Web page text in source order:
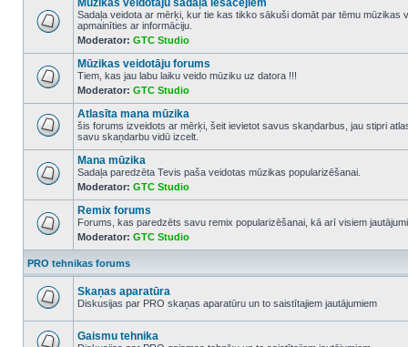
No
posts
Mūzikas veidotāju sadaļa iesācējiem
Sadaļa veidota ar mērķi, kur tie kas tikko sākuši domāt par tēmu mūzikas
apmainīties ar informāciju.
Moderator: GTC Studio
No
unread
posts
Mūzikas veidotāju forums
Tiem, kas jau labu laiku veido mūziku uz datora !!!
Moderator: GTC Studio
No
unread
posts
Atlasīta mana mūzika
šis forums izveidots ar mērķi, šeit ievietot savus skaņdarbus, jau stipri
savu skaņdarbu vidū izcelt.
No
unread
posts
Mana mūzika
Sadaļa paredzēta Tevis paša veidotas mūzikas popularizēšanai.
Moderator: GTC Studio
No
unread
posts
Remix forums
Forums, kas paredzēts savu remix popularizēšanai, kā arī visiem
Moderator: GTC Studio
PRO tehnikas forums
unread
posts
Skaņas aparatūra
Diskusijas par PRO skaņas aparatūru un to saistītajiem jautājumiem
Gaismu tehnika